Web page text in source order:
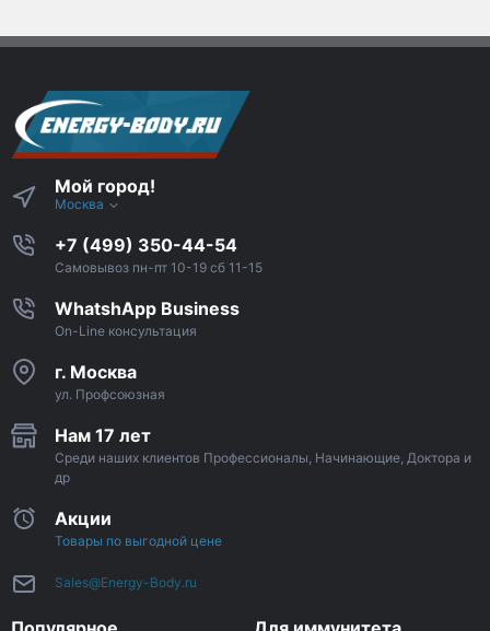
Мой город!
Москва
+7 (499) 350-44-54
Самовывоз пн-пт 10-19 сб 11-15
WhatshApp Business
On-Line консультация
г. Москва
ул. Профсоюзная
Нам 17 лет
Среди наших клиентов Профессионалы, Начинающие, Доктора и
др
Акции
Товары по выгодной цене
Sales@Energy-Body.ru